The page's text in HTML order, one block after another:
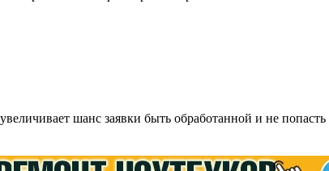
шанс заявки быть обработанной и не